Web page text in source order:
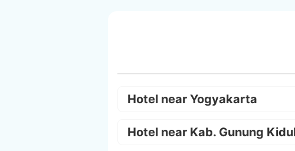
Hotel near Yogyakarta
Hotel near Kab. Gunung